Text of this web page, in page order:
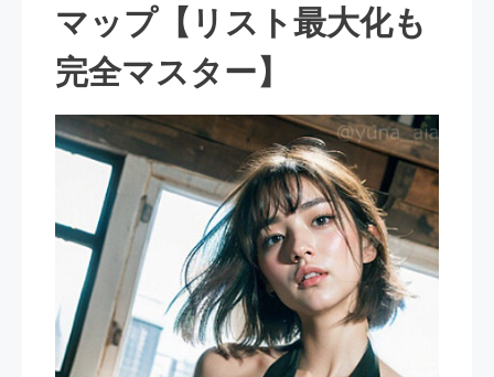
マップ【リスト最大化も
完全マスター】